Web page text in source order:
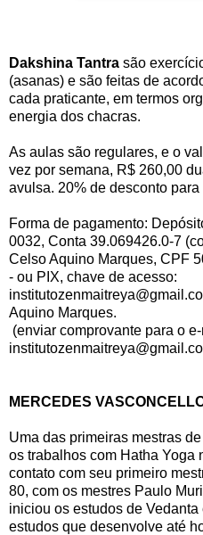
Dakshina Tantra são
(asanas) e são feitas de
cada praticante, em termos
energia dos chacras.
As aulas são regulares, e o
vez por semana, R$ 260,00
avulsa. 20% de desconto para
Forma de pagamento:
0032, Conta 39.069426.0-7
Celso Aquino Marques, CPF
- ou PIX, chave de acesso:
Aquino Marques.
(enviar comprovante para o e-
MERCEDES
Uma das primeiras mestras
os trabalhos com Hatha Yoga
contato com seu primeiro
80, com os mestres Paulo
iniciou os estudos de
estudos que desenvolve até